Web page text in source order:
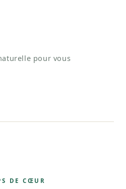
pour vous
DE CŒUR